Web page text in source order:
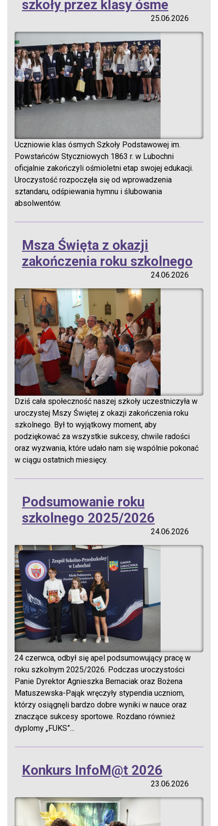
szkoły przez klasy ósme
25.06.2026
Uczniowie klas ósmych Szkoły Podstawowej im.
Powstańców Styczniowych 1863 r. w Lubochni
oficjalnie zakończyli ośmioletni etap swojej edukacji.
Uroczystość rozpoczęła się od wprowadzenia
sztandaru, odśpiewania hymnu i ślubowania
absolwentów.
Msza Święta z okazji
zakończenia roku szkolnego
24.06.2026
Dziś cała społeczność naszej szkoły uczestniczyła w
uroczystej Mszy Świętej z okazji zakończenia roku
szkolnego. Był to wyjątkowy moment, aby
podziękować za wszystkie sukcesy, chwile radości
oraz wyzwania, które udało nam się wspólnie pokonać
w ciągu ostatnich miesięcy.
Podsumowanie roku
szkolnego 2025/2026
24.06.2026
24 czerwca, odbył się apel podsumowujący pracę w
roku szkolnym 2025/2026. Podczas uroczystości
Panie Dyrektor Agnieszka Bernaciak oraz Bożena
Matuszewska-Pająk wręczyły stypendia uczniom,
którzy osiągnęli bardzo dobre wyniki w nauce oraz
znaczące sukcesy sportowe. Rozdano również
dyplomy „FUKS”...
Konkurs InfoM@t 2026
23.06.2026